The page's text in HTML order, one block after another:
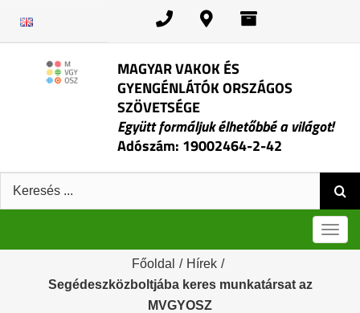
MAGYAR VAKOK ÉS
GYENGÉNLÁTÓK ORSZÁGOS
SZÖVETSÉGE
Együtt formáljuk élhetőbbé a világot!
Adószám: 19002464-2-42
Keresés:
Főoldal / Hírek /
Segédeszközboltjába keres munkatársat az
MVGYOSZ